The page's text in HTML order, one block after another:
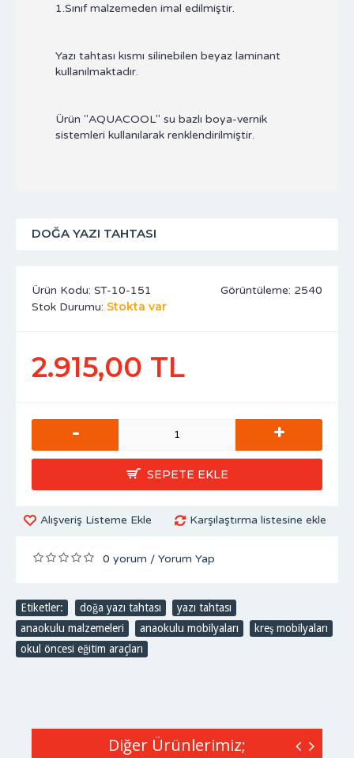
1.Sınıf malzemeden imal edilmiştir.
Yazı tahtası kısmı silinebilen beyaz laminant
kullanılmaktadır.
Ürün "AQUACOOL" su bazlı boya-vernik
sistemleri kullanılarak renklendirilmiştir.
DOĞA YAZI TAHTASI
Görüntüleme: 2540
Ürün Kodu: ST-10-151
Stok Durumu: Stokta var
2.915,00 TL
- +
SEPETE EKLE
Alışveriş Listeme Ekle Karşılaştırma listesine ekle
0 yorum / Yorum Yap
Etiketler: doğa yazı tahtası yazı tahtası
anaokulu malzemeleri
anaokulu mobilyaları kreş mobilyaları
okul öncesi eğitim araçları
Diğer Ürünlerimiz;